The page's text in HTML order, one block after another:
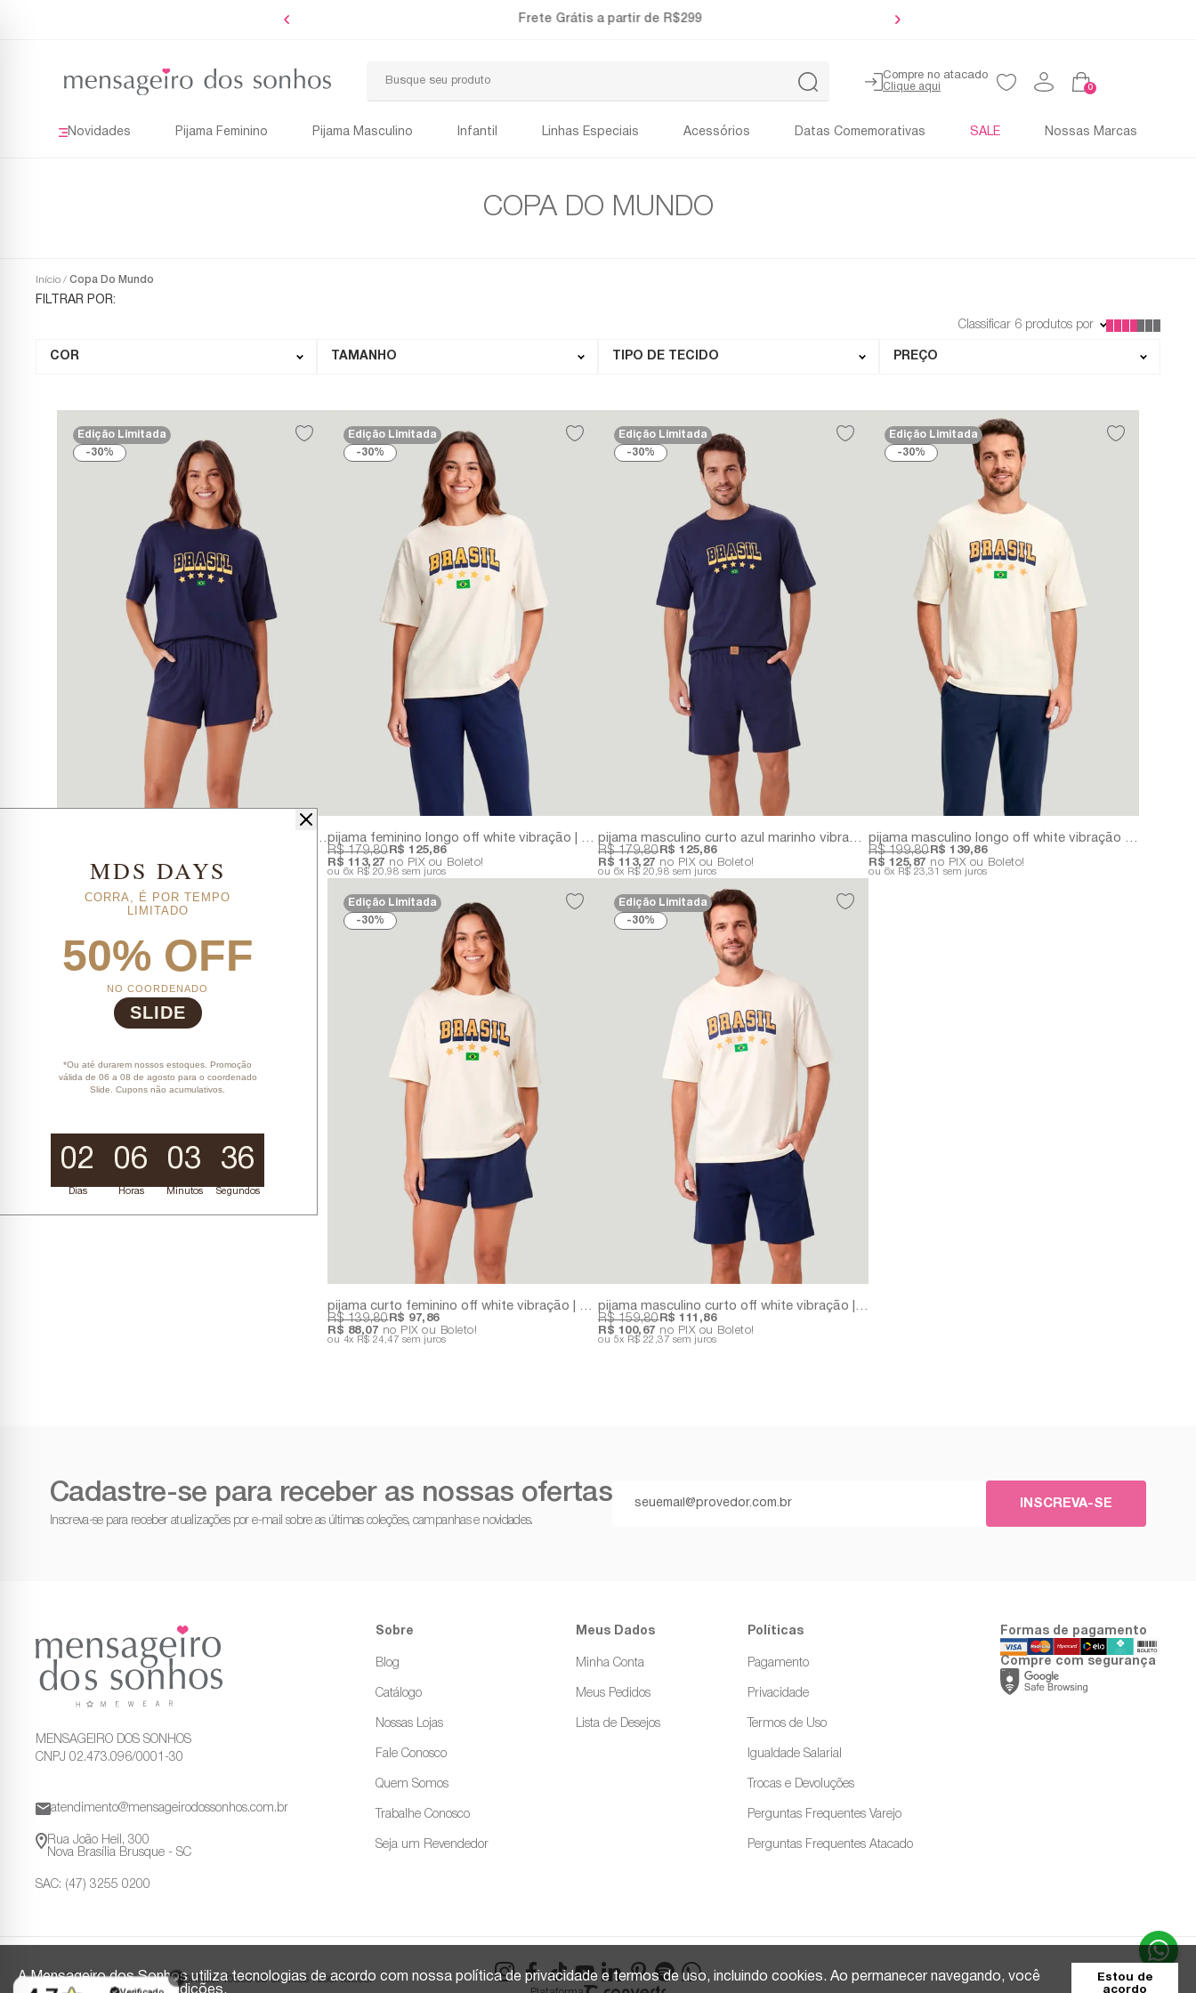
Frete Grátis a partir de R$299
Compre no atacado
0
Novidades Pijama Feminino Pijama Masculino Infantil Linhas Especiais Acessórios Datas Comemorativas SALE Nossas Marcas
COPA DO MUNDO
Início Copa Do Mundo
Classificar 6 produtos por
COR TAMANHO TIPO DE TECIDO PREÇO
30%
Edição Limitada
pijama curto feminino azul marinho vibração | 100% algodão
R$ 100,67no PIX ou Boleto!
R$ 22,37 sem juros
30%
Edição Limitada
pijama feminino longo off white vibração | 100% algodão
R$ 113,27 no PIX ou Boleto!
R$ 179,80R$ 125,86
6x R$ 20,98 sem juros
30%
Edição Limitada
pijama masculino curto azul marinho vibração | 100% algodão
R$ 113,27 no PIX ou Boleto!
R$ 179,80R$ 125,86
6x R$ 20,98 sem juros
30%
Edição Limitada
pijama masculino longo off white vibração | 100% algodão
R$ 125,87 no PIX ou Boleto!
R$ 199,80R$ 139,86
6x R$ 23,31 sem juros
30%
Edição Limitada
pijama curto feminino off white vibração | 100% algodão
R$ 88,07 no PIX ou Boleto!
R$ 139,80R$ 97,86
4x R$ 24,47 sem juros
30%
Edição Limitada
pijama masculino curto off white vibração | 100% algodão
R$ 100,67 no PIX ou Boleto!
R$ 159,80R$ 111,86
5x R$ 22,37 sem juros
Cadastre-se para receber as nossas ofertas
Inscreva-se para receber atualizações por e-mail sobre as últimas coleções, campanhas e novidades.
INSCREVA-SE
MENSAGEIRO DOS SONHOS
CNPJ 02.473.096/0001-30
atendimento@mensageirodossonhos.com.br
Rua João Heil, 300
Nova Brasília Brusque - SC
SAC: (47) 3255 0200
Sobre
Blog
Catálogo
Nossas Lojas
Fale Conosco
Quem Somos
Trabalhe Conosco
Seja um Revendedor
Meus Dados
Minha Conta
Meus Pedidos
Lista de Desejos
Políticas
Pagamento
Privacidade
Termos de Uso
Igualdade Salarial
Trocas e Devoluções
Perguntas Frequentes Varejo
Perguntas Frequentes Atacado
Formas de pagamento
Compre com segurança
© 2025 - Mensageiro dos Sonhos. Todos os direitos reservados.
A Mensageiro dos Sonhos utiliza tecnologias de acordo com nossa política de privacidade e termos de uso, incluindo cookies. Ao permanecer navegando, você
concorda com estas condições.
Estou de
acordo
MDS DAYS
CORRA, É POR TEMPO
LIMITADO
50% OFF
NO COORDENADO
SLIDE
*Ou até durarem nossos estoques. Promoção
válida de 06 a 08 de agosto para o coordenado
Slide. Cupons não acumulativos.
02
Dias
06
Horas
03
Minutos
36
Segundos